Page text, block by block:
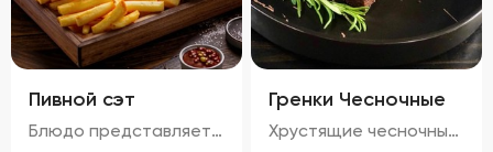
Пивной сэт
Блюдо представляет собой гармоничный набор закусок к пиву, включающий картофель фри, картофельные дольки, куриные наггетсы и сырные палочки. Все продукты имеют равномерную золотистую корочку без признаков пережарки. Вкус и аромат блюд натуральные, без посторонних привкусов и запахов. Картофель и гренки умеренно посолены, а наггетсы и сырные палочки остаются сочными внутри. Консистенция картофеля фри и долек мягкая внутри и хрустящая снаружи, наггетсы и сырные палочки – нежные и сочные внутри, с хрустящей корочкой.
Гренки Чесночные
Хрустящие чесночные гренки – это идеальное сочетание золотистой корочки и нежного аромата чеснока. Каждый кусочек пропитан легким масляным налетом, который подчеркивает насыщенный вкус обжаренного хлеба. Сливочный соус добавляет блюду особую мягкость и кремовую текстуру, а пряности создают изысканное послевкусие. Эти гренки станут отличным дополнением к любому блюду!